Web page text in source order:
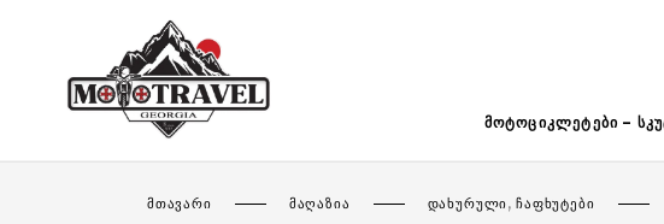
ᲛᲝᲢᲝᲪᲘᲙᲚᲔᲢᲔᲑᲘ –
ᲛᲗᲐᲕᲐᲠᲘ ᲛᲐᲦᲐᲖᲘᲐ ᲓᲐᲮᲣᲠᲣᲚᲘ,ᲩᲐᲤᲮᲣᲢᲔᲑᲘ